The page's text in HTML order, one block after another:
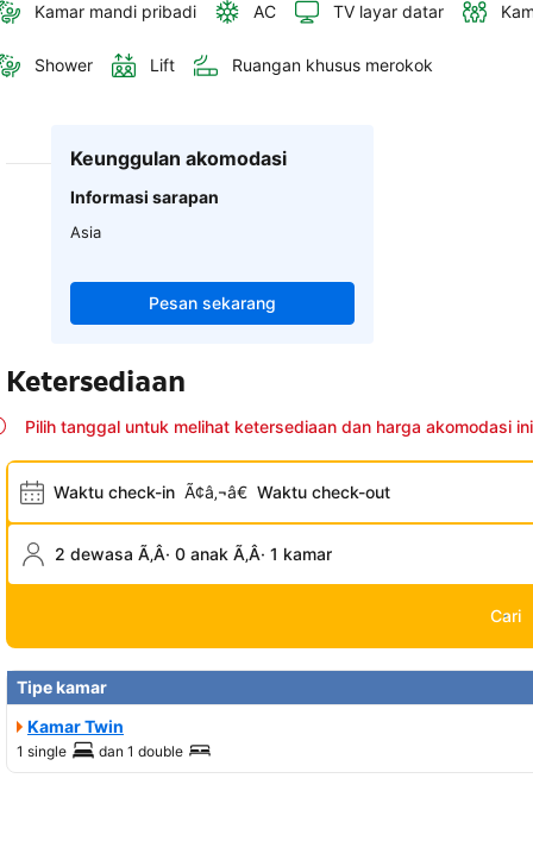
Kamar mandi pribadi AC TV layar datar
Shower Lift Ruangan khusus merokok
Keunggulan akomodasi
Informasi sarapan
Asia
Pesan sekarang
Ketersediaan
Pilih tanggal untuk melihat ketersediaan dan harga akomodasi ini
Waktu check-in Ã¢â‚¬â€ Waktu check-out
2 dewasa Ã‚Â· 0 anak Ã‚Â· 1 kamar
Cari
Tipe kamar
Kamar Twin
1 single dan 1 double